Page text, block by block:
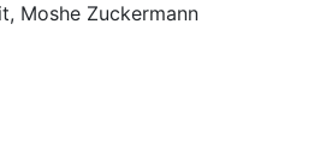
Moshe Zuckermann